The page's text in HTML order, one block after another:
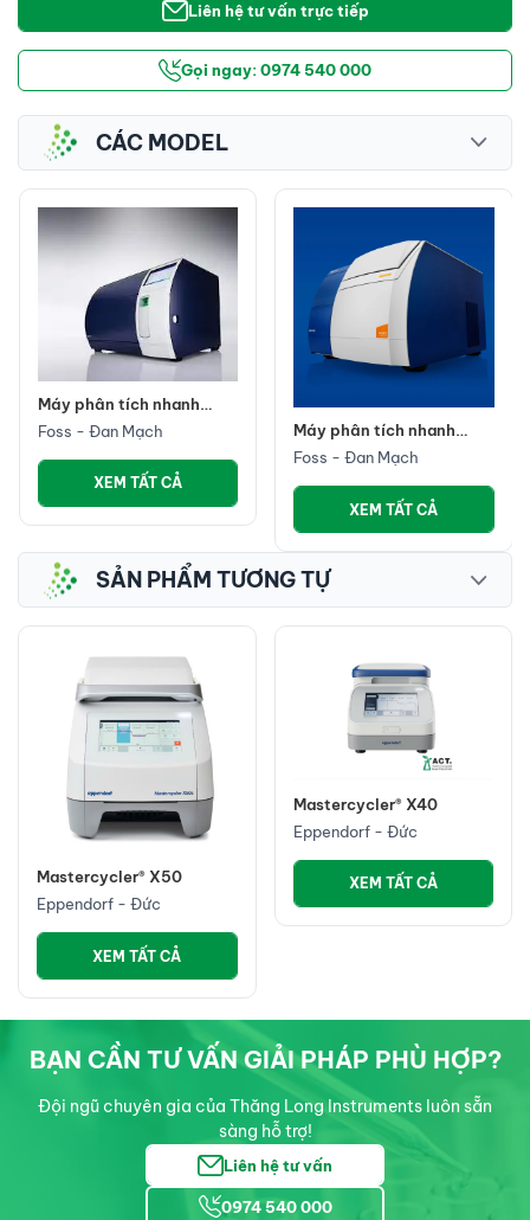
Liên hệ tư vấn trực tiếp
Gọi ngay: 0974 540 000
CÁC MODEL
Máy phân tích nhanh
miễn dịch ngũ cốc-
Foss - Đan Mạch
XEM TẤT CẢ
Máy phân tích nhanh
thực phẩm- NIRS DS3
Foss - Đan Mạch
XEM TẤT CẢ
SẢN PHẨM TƯƠNG TỰ
Mastercycler® X50
Eppendorf - Đức
XEM TẤT CẢ
Mastercycler® X40
Eppendorf - Đức
XEM TẤT CẢ
BẠN CẦN TƯ VẤN GIẢI PHÁP PHÙ HỢP?
Đội ngũ chuyên gia của Thăng Long Instruments luôn sẵn
sàng hỗ trợ!
Liên hệ tư vấn
0974 540 000